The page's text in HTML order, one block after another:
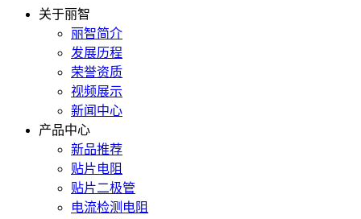
关于丽智
丽智简介
发展历程
荣誉资质
视频展示
新闻中心
产品中心
新品推荐
贴片电阻
贴片二极管
电流检测电阻